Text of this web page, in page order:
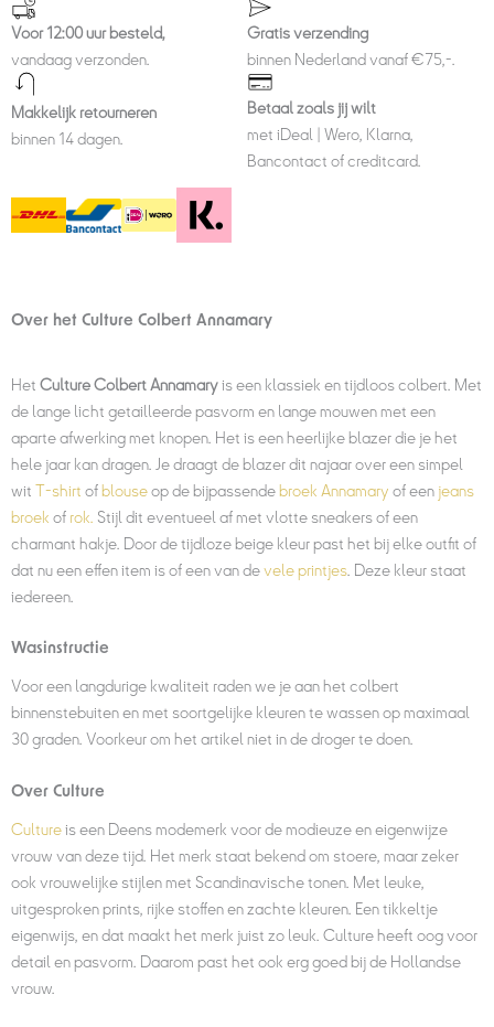
Voor 12:00 uur besteld,
vandaag verzonden.
Gratis verzending
binnen Nederland vanaf €75,-.
Makkelijk retourneren
binnen 14 dagen.
Betaal zoals jij wilt
met iDeal | Wero, Klarna,
Bancontact of creditcard.
Over het Culture Colbert Annamary
Het Culture Colbert Annamaryis een klassiek en tijdloos colbert. Met
de lange licht getailleerde pasvorm en lange mouwen met een
aparte afwerking met knopen. Het is een heerlijke blazer die je het
hele jaar kan dragen. Je draagt de blazer dit najaar over een simpel
wit T-shirt of blouseop de bijpassende broek Annamary of een jeans
broek of rok. Stijl dit eventueel af met vlotte sneakers of een
charmant hakje. Door de tijdloze beige kleur past het bij elke outfit of
dat nu een effen item is of een van devele printjes . Deze kleur staat
iedereen.
Wasinstructie
Voor een langdurige kwaliteit raden we je aan het colbert
binnenstebuiten en met soortgelijke kleuren te wassen op maximaal
30 graden. Voorkeur om het artikel niet in de droger te doen.
Over Culture
Cultureis een Deens modemerk voor de modieuze en eigenwijze
vrouw van deze tijd. Het merk staat bekend om stoere, maar zeker
ook vrouwelijke stijlen met Scandinavische tonen. Met leuke,
uitgesproken prints, rijke stoffen en zachte kleuren. Een tikkeltje
eigenwijs, en dat maakt het merk juist zo leuk. Culture heeft oog voor
detail en pasvorm. Daarom past het ook erg goed bij de Hollandse
vrouw.